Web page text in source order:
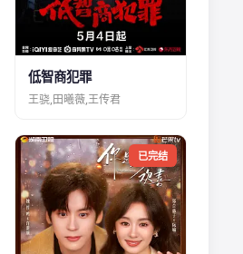
低智商犯罪
王骁,田曦薇,王传君
已完结